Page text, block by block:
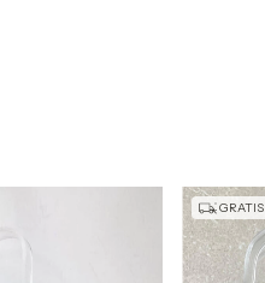
GRATIS